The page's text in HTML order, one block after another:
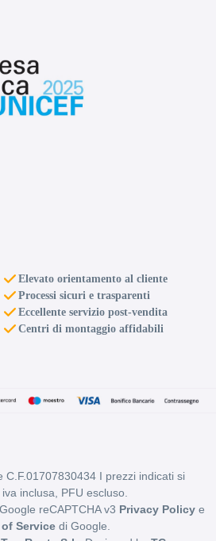
E 71
Elevato orientamento al cliente
Processi sicuri e trasparenti
Eccellente servizio post-vendita
Centri di montaggio affidabili
C.F.01707830434 I prezzi indicati si
inclusa, PFU escluso.
reCAPTCHA v3 Privacy Policy e
of Service di Google.